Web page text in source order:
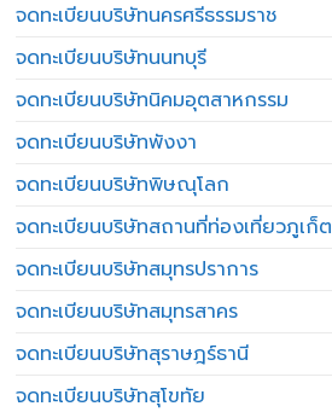
จดทะเบียนบริษัทนครศรีธรรมราช
จดทะเบียนบริษัทนนทบุรี
จดทะเบียนบริษัทนิคมอุตสาหกรรม
จดทะเบียนบริษัทพังงา
จดทะเบียนบริษัทพิษณุโลก
จดทะเบียนบริษัทสถานที่ท่องเที่ยวภูเก็ต
จดทะเบียนบริษัทสมุทรปราการ
จดทะเบียนบริษัทสมุทรสาคร
จดทะเบียนบริษัทสุราษฎร์ธานี
จดทะเบียนบริษัทสุโขทัย